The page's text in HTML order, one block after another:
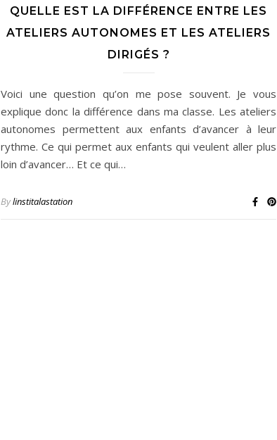
QUELLE EST LA DIFFÉRENCE ENTRE LES
ATELIERS AUTONOMES ET LES ATELIERS
DIRIGÉS ?
Voici une question qu’on me pose souvent. Je vous
explique donc la différence dans ma classe. Les ateliers
autonomes permettent aux enfants d’avancer à leur
rythme. Ce qui permet aux enfants qui veulent aller plus
loin d’avancer… Et ce qui…
Bylinstitalastation